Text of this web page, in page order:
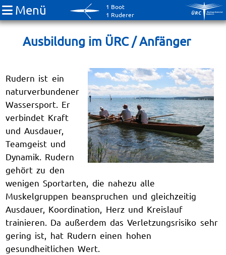
1 Boot
1 Ruderer
Ausbildung im ÜRC / Anfänger
Menü
Rudern ist ein
naturverbundener
Wassersport. Er
verbindet Kraft
und Ausdauer,
Teamgeist und
Dynamik. Rudern
gehört zu den
wenigen Sportarten, die nahezu alle
Muskelgruppen beanspruchen und gleichzeitig
Ausdauer, Koordination, Herz und Kreislauf
trainieren. Da außerdem das Verletzungsrisiko sehr
gering ist, hat Rudern einen hohen
gesundheitlichen Wert.